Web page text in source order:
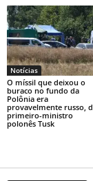
Notícias
O míssil que deixou o
buraco no fundo da
Polônia era
provavelmente russo,
primeiro-ministro
polonês Tusk